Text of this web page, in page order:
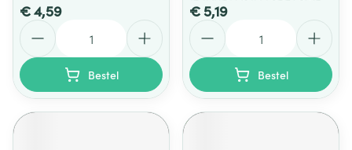
€ 4,59
Bestel
€ 5,19
Bestel